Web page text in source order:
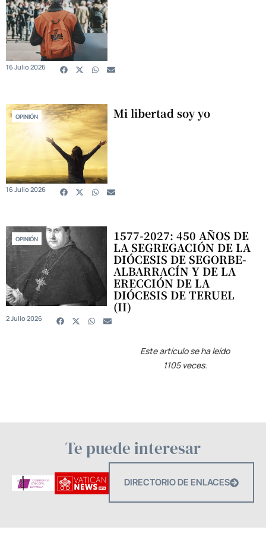
16 Julio 2026
OPINIÓN Mi libertad soy yo
16 Julio 2026
OPINIÓN 1577-2027: 450 AÑOS DE
LA SEGREGACIÓN DE LA
DIÓCESIS DE SEGORBE-
ALBARRACÍN Y DE LA
ERECCIÓN DE LA
DIÓCESIS DE TERUEL
(II)
2 Julio 2026
Este artículo se ha leído
1105 veces.
Te puede interesar
DIRECTORIO DE ENLACES